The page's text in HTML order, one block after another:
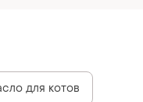
для котов